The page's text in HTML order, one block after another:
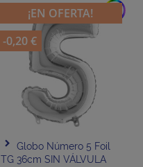
add
Globo Número 5 Foil
TG 36cm SIN VÁLVULA
¡EN OFERTA!
-0,20 €